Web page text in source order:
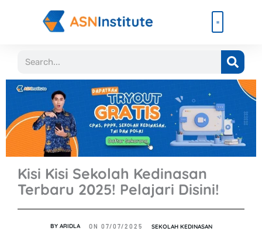
Search
Kisi Kisi Sekolah Kedinasan
Terbaru 2025! Pelajari Disini!
BYARIDLA ON 07/07/2025 SEKOLAH KEDINASAN